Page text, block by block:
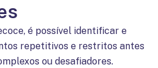
é possível identificar e
repetitivos e restritos antes
ou desafiadores.